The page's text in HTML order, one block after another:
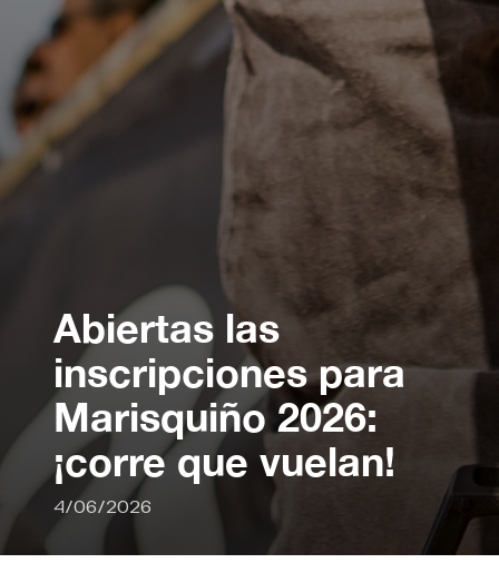
Abiertas las
inscripciones para
Marisquiño 2026:
¡corre que vuelan!
4/06/2026